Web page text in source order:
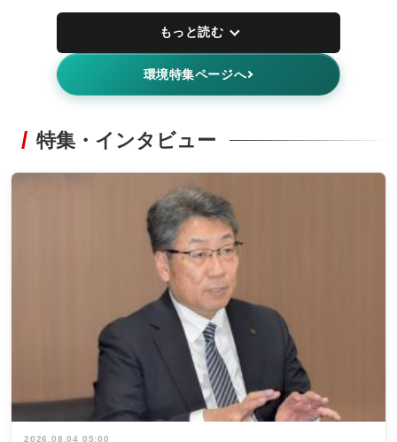
もっと読む
環境特集ページへ
特集・インタビュー
2026.08.04 05:00